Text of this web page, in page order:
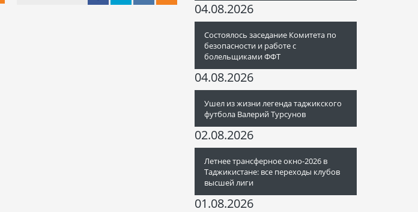
04.08.2026
Состоялось заседание Комитета по
безопасности и работе с
болельщиками ФФТ
04.08.2026
Ушел из жизни легенда таджикского
футбола Валерий Турсунов
02.08.2026
Летнее трансферное окно-2026 в
Таджикистане: все переходы клубов
высшей лиги
01.08.2026